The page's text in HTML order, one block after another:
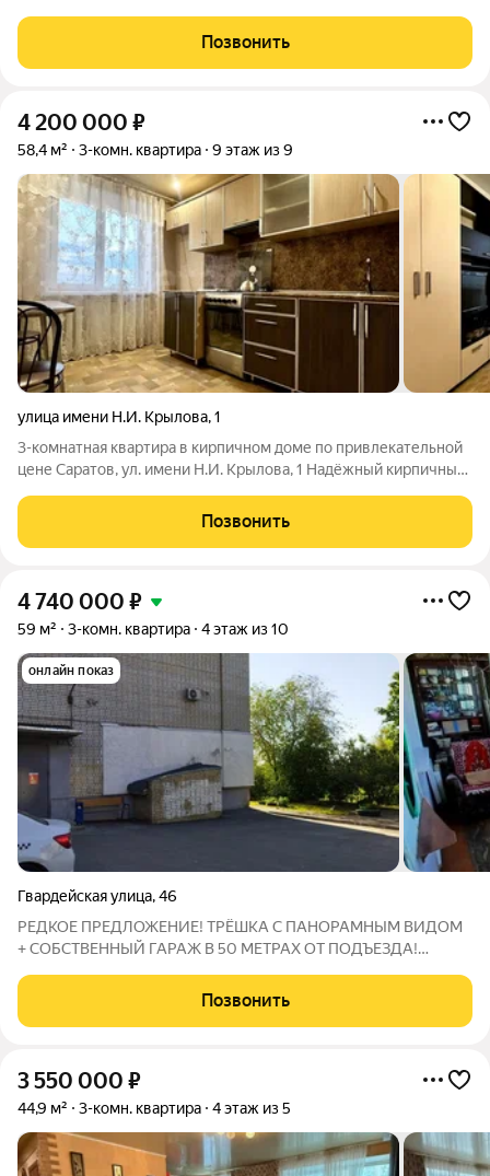
имеется общий балкон - можно наслаждаться видом или
можно поставить велосипед).
Позвонить
4 200 000 ₽
58,4 м² 3-комн. квартира 9 этаж из 9
улица имени Н.И. Крылова,1
3-комнатная квартира в кирпичном доме по привлекательной
цене Саратов, ул. имени Н.И. Крылова, 1 Надёжный кирпичный
планировкой. Квартира требует ремонта отличная
возможность создать современное
Позвонить
4 740 000 ₽
59 м² 3-комн. квартира 4 этаж из 10
онлайн показ
Гвардейская улица,46
РЕДКОЕ ПРЕДЛОЖЕНИЕ! ТРЁШКА С ПАНОРАМНЫМ ВИДОМ
+ СОБСТВЕННЫЙ ГАРАЖ В 50 МЕТРАХ ОТ ПОДЪЕЗДА!
выходят на северную сторону. В самые жаркие дни на лоджиях
Позвонить
3 550 000 ₽
44,9 м² 3-комн. квартира 4 этаж из 5